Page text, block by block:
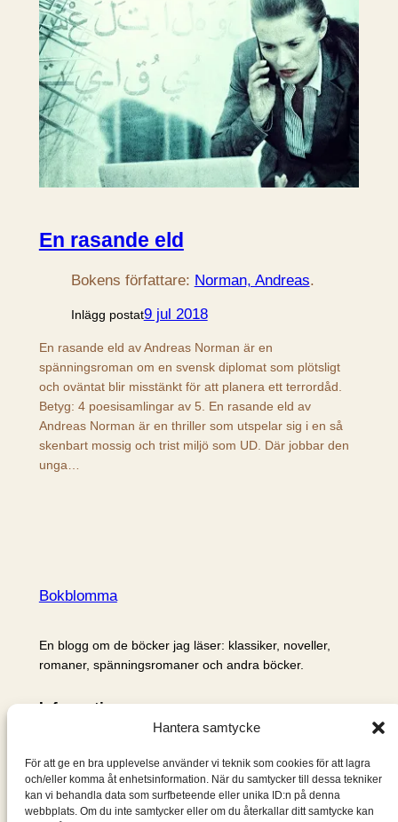
Hantera samtycke
För att ge en bra upplevelse använder vi teknik som cookies för att lagra
och/eller komma åt enhetsinformation. När du samtycker till dessa tekniker
kan vi behandla data som surfbeteende eller unika ID:n på denna
webbplats. Om du inte samtycker eller om du återkallar ditt samtycke kan
En rasande eld
Bokens författare: Norman, Andreas.
Inlägg postat9 jul 2018
En rasande eld av Andreas Norman är en
spänningsroman om en svensk diplomat som plötsligt
och oväntat blir misstänkt för att planera ett terrordåd.
Betyg: 4 poesisamlingar av 5. En rasande eld av
Andreas Norman är en thriller som utspelar sig i en så
skenbart mossig och trist miljö som UD. Där jobbar den
unga…
Bokblomma
En blogg om de böcker jag läser: klassiker, noveller,
romaner, spänningsromaner och andra böcker.
Information
Om mig & om bloggen
S
ö